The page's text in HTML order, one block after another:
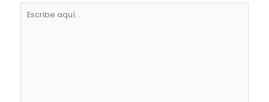
aquí...